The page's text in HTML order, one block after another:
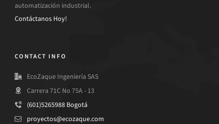
automatización industrial.
Contáctanos Hoy!
CONTACT INFO
EcoZaque Ingeniería SAS
Carrera 71C No 75A - 13
(601)5265988 Bogotá
proyectos@ecozaque.com